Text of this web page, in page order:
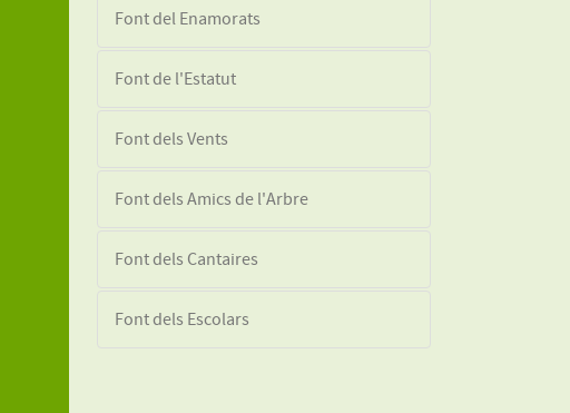
Font del Enamorats
Font de l'Estatut
Font dels Vents
Font dels Amics de l'Arbre
Font dels Cantaires
Font dels Escolars